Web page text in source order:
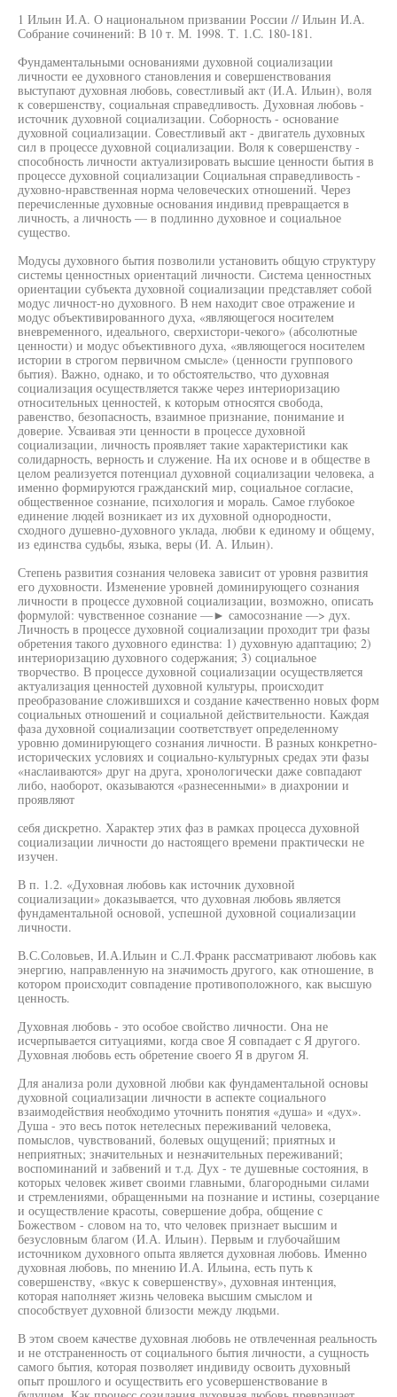
1 Ильин И.А. О национальном призвании России // Ильин И.А.
Собрание сочинений: В 10 т. М. 1998. Т. 1.С. 180-181.
Фундаментальными основаниями духовной социализации
личности ее духовного становления и совершенствования
выступают духовная любовь, совестливый акт (И.А. Ильин), воля
к совершенству, социальная справедливость. Духовная любовь -
источник духовной социализации. Соборность - основание
духовной социализации. Совестливый акт - двигатель духовных
сил в процессе духовной социализации. Воля к совершенству -
способность личности актуализировать высшие ценности бытия в
процессе духовной социализации Социальная справедливость -
духовно-нравственная норма человеческих отношений. Через
перечисленные духовные основания индивид превращается в
личность, а личность — в подлинно духовное и социальное
существо.
Модусы духовного бытия позволили установить общую структуру
системы ценностных ориентаций личности. Система ценностных
ориентации субъекта духовной социализации представляет собой
модус личност-но духовного. В нем находит свое отражение и
модус объективированного духа, «являющегося носителем
вневременного, идеального, сверхистори-чекого» (абсолютные
ценности) и модус объективного духа, «являющегося носителем
истории в строгом первичном смысле» (ценности группового
бытия). Важно, однако, и то обстоятельство, что духовная
социализация осуществляется также через интериоризацию
относительных ценностей, к которым относятся свобода,
равенство, безопасность, взаимное признание, понимание и
доверие. Усваивая эти ценности в процессе духовной
социализации, личность проявляет такие характеристики как
солидарность, верность и служение. На их основе и в обществе в
целом реализуется потенциал духовной социализации человека, а
именно формируются гражданский мир, социальное согласие,
общественное сознание, психология и мораль. Самое глубокое
единение людей возникает из их духовной однородности,
сходного душевно-духовного уклада, любви к единому и общему,
из единства судьбы, языка, веры (И. А. Ильин).
Степень развития сознания человека зависит от уровня развития
его духовности. Изменение уровней доминирующего сознания
личности в процессе духовной социализации, возможно, описать
формулой: чувственное сознание —► самосознание —> дух.
Личность в процессе духовной социализации проходит три фазы
обретения такого духовного единства: 1) духовную адаптацию; 2)
интериоризацию духовного содержания; 3) социальное
творчество. В процессе духовной социализации осуществляется
актуализация ценностей духовной культуры, происходит
преобразование сложившихся и создание качественно новых форм
социальных отношений и социальной действительности. Каждая
фаза духовной социализации соответствует определенному
уровню доминирующего сознания личности. В разных конкретно-
исторических условиях и социально-культурных средах эти фазы
«наслаиваются» друг на друга, хронологически даже совпадают
либо, наоборот, оказываются «разнесенными» в диахронии и
проявляют
себя дискретно. Характер этих фаз в рамках процесса духовной
социализации личности до настоящего времени практически не
изучен.
В п. 1.2. «Духовная любовь как источник духовной
социализации» доказывается, что духовная любовь является
фундаментальной основой, успешной духовной социализации
личности.
В.С.Соловьев, И.А.Ильин и С.Л.Франк рассматривают любовь как
энергию, направленную на значимость другого, как отношение, в
котором происходит совпадение противоположного, как высшую
ценность.
Духовная любовь - это особое свойство личности. Она не
исчерпывается ситуациями, когда свое Я совпадает с Я другого.
Духовная любовь есть обретение своего Я в другом Я.
Для анализа роли духовной любви как фундаментальной основы
духовной социализации личности в аспекте социального
взаимодействия необходимо уточнить понятия «душа» и «дух».
Душа - это весь поток нетелесных переживаний человека,
помыслов, чувствований, болевых ощущений; приятных и
неприятных; значительных и незначительных переживаний;
воспоминаний и забвений и т.д. Дух - те душевные состояния, в
которых человек живет своими главными, благородными силами
и стремлениями, обращенными на познание и истины, созерцание
и осуществление красоты, совершение добра, общение с
Божеством - словом на то, что человек признает высшим и
безусловным благом (И.А. Ильин). Первым и глубочайшим
источником духовного опыта является духовная любовь. Именно
духовная любовь, по мнению И.А. Ильина, есть путь к
совершенству, «вкус к совершенству», духовная интенция,
которая наполняет жизнь человека высшим смыслом и
способствует духовной близости между людьми.
В этом своем качестве духовная любовь не отвлеченная реальность
и не отстраненность от социального бытия личности, а сущность
самого бытия, которая позволяет индивиду освоить духовный
опыт прошлого и осуществить его усовершенствование в